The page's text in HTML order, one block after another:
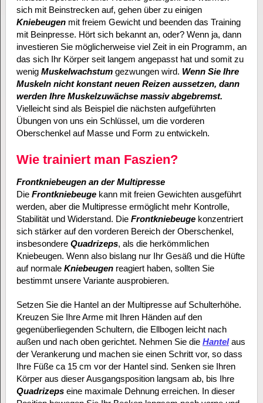
sich mit Beinstrecken auf, gehen über zu einigen
Kniebeugenmit freiem Gewicht und beenden das Training
mit Beinpresse. Hört sich bekannt an, oder? Wenn ja, dann
investieren Sie möglicherweise viel Zeit in ein Programm, an
das sich Ihr Körper seit langem angepasst hat und somit zu
wenig Muskelwachstumgezwungen wird. Wenn Sie Ihre
Muskeln nicht konstant neuen Reizen aussetzen, dann
werden Ihre Muskelzuwächse massiv abgebremst.
Vielleicht sind als Beispiel die nächsten aufgeführten
Übungen von uns ein Schlüssel, um die vorderen
Oberschenkel auf Masse und Form zu entwickeln.
Wie trainiert man Faszien?
Frontkniebeugen an der Multipresse
Die Frontkniebeugekann mit freien Gewichten ausgeführt
werden, aber die Multipresse ermöglicht mehr Kontrolle,
Stabilität und Widerstand. Die Frontkniebeugekonzentriert
sich stärker auf den vorderen Bereich der Oberschenkel,
insbesondere Quadrizeps, als die herkömmlichen
Kniebeugen. Wenn also bislang nur Ihr Gesäß und die Hüfte
auf normale Kniebeugenreagiert haben, sollten Sie
bestimmt unsere Variante ausprobieren.
Setzen Sie die Hantel an der Multipresse auf Schulterhöhe.
Kreuzen Sie Ihre Arme mit Ihren Händen auf den
gegenüberliegenden Schultern, die Ellbogen leicht nach
außen und nach oben gerichtet. Nehmen Sie die Hantelaus
der Verankerung und machen sie einen Schritt vor, so dass
Ihre Füße ca 15 cm vor der Hantel sind. Senken sie Ihren
Körper aus dieser Ausgangsposition langsam ab, bis Ihre
Quadrizepseine maximale Dehnung erreichen. In dieser